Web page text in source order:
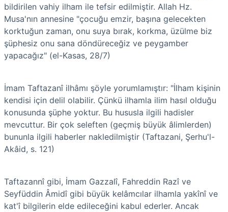
bildirilen vahiy ilham ile tefsir edilmiştir. Allah Hz.
Musa'nın annesine "çocuğu emzir, başına gelecekten
korktuğun zaman, onu suya bırak, korkma, üzülme biz
şüphesiz onu sana döndüreceğiz ve peygamber
yapacağız" (el-Kasas, 28/7)
İmam Taftazanî ilhâmı şöyle yorumlamıştır: "İlham kişinin
kendisi için delil olabilir. Çünkü ilhamla ilim hasıl olduğu
konusunda şüphe yoktur. Bu hususla ilgili hadisler
mevcuttur. Bir çok seleften (geçmiş büyük âlimlerden)
bununla ilgili haberler nakledilmiştir (Taftazani, Şerhu'l-
Akâid, s. 121)
Taftazannî gibi, İmam Gazzalî, Fahreddin Razî ve
Seyfüddin Âmidî gibi büyük kelâmcılar ilhamla yakînî ve
kat'î bilgilerin elde edileceğini kabul ederler. Ancak